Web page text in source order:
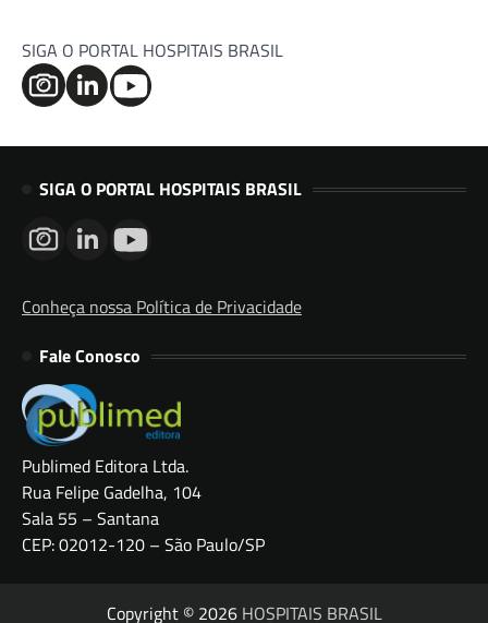
SIGA O PORTAL HOSPITAIS BRASIL
SIGA O PORTAL HOSPITAIS BRASIL
Conheça nossa Política de Privacidade
Fale Conosco
Publimed Editora Ltda.
Rua Felipe Gadelha, 104
Sala 55 – Santana
CEP: 02012-120 – São Paulo/SP
Copyright © 2026 HOSPITAIS BRASIL